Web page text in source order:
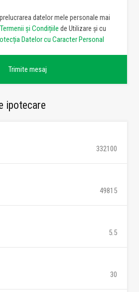
datelor mele personale mai
Termenii și Condițiile de Utilizare și cu
Datelor cu Caracter Personal
ipotecare